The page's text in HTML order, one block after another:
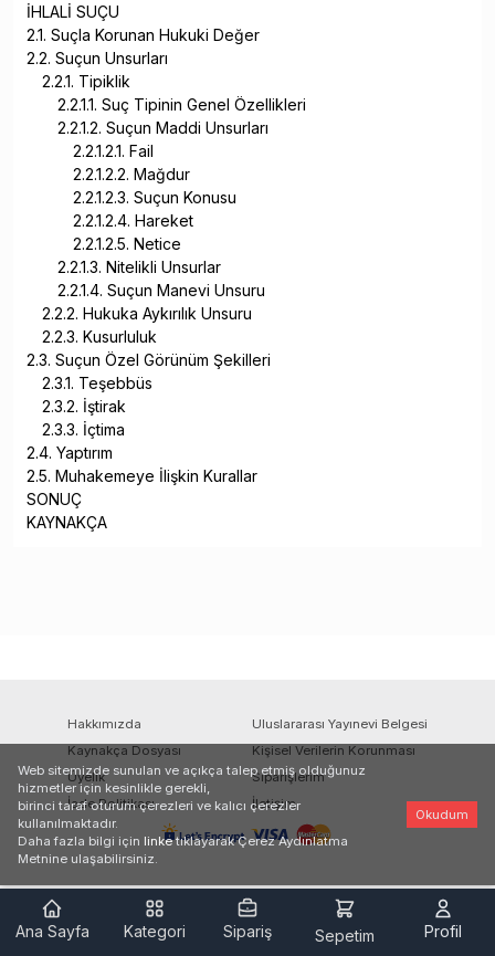
İHLALİ SUÇU
2.1. Suçla Korunan Hukuki Değer
2.2. Suçun Unsurları
2.2.1. Tipiklik
2.2.1.1. Suç Tipinin Genel Özellikleri
2.2.1.2. Suçun Maddi Unsurları
2.2.1.2.1. Fail
2.2.1.2.2. Mağdur
2.2.1.2.3. Suçun Konusu
2.2.1.2.4. Hareket
2.2.1.2.5. Netice
2.2.1.3. Nitelikli Unsurlar
2.2.1.4. Suçun Manevi Unsuru
2.2.2. Hukuka Aykırılık Unsuru
2.2.3. Kusurluluk
2.3. Suçun Özel Görünüm Şekilleri
2.3.1. Teşebbüs
2.3.2. İştirak
2.3.3. İçtima
2.4. Yaptırım
2.5. Muhakemeye İlişkin Kurallar
SONUÇ
KAYNAKÇA
Hakkımızda
Uluslararası Yayınevi Belgesi
Kaynakça Dosyası
Kişisel Verilerin Korunması
Üyelik
Siparişlerim
İade Politikası
İletişim
Ana Sayfa Kategori Sipariş Sepetim Profil
Web sitemizde sunulan ve açıkça talep etmiş olduğunuz
hizmetler için kesinlikle gerekli,
birinci taraf oturum çerezleri ve kalıcı çerezler
kullanılmaktadır.
Daha fazla bilgi için linke tıklayarak Çerez Aydınlatma
Metnine ulaşabilirsiniz.
Okudum